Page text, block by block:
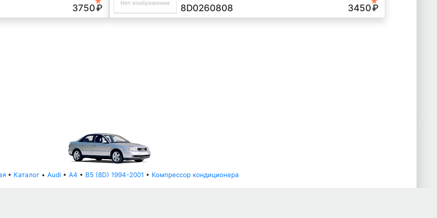
3750₽ 8D0260808 3450₽
• Каталог • Audi • A4 • B5 (8D) 1994-2001 • Компрессор кондиционера